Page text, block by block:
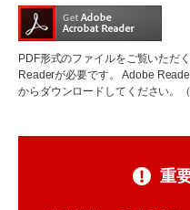
PDF形式のファイルをご覧いただ
Readerが必要です。
Adobe
からダウンロードしてください。（
重